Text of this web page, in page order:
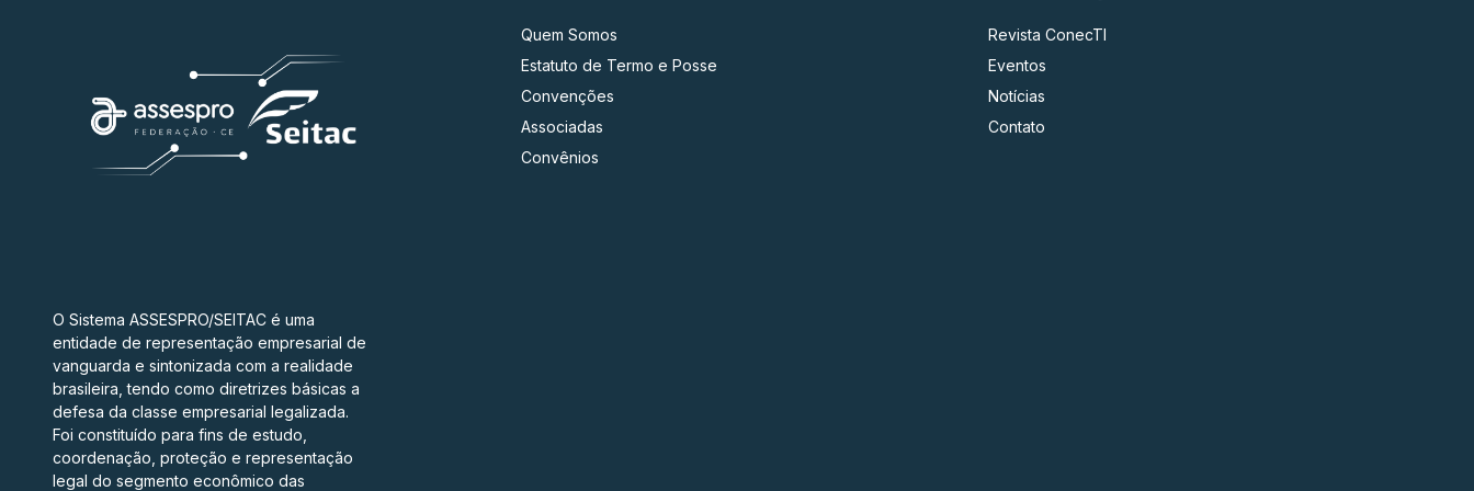
O Sistema ASSESPRO/SEITAC é uma
entidade de representação empresarial de
vanguarda e sintonizada com a realidade
brasileira, tendo como diretrizes básicas a
defesa da classe empresarial legalizada.
Foi constituído para fins de estudo,
coordenação, proteção e representação
legal do segmento econômico das
Quem Somos
Estatuto de Termo e Posse
Convenções
Associadas
Convênios
Revista ConecTI
Eventos
Notícias
Contato